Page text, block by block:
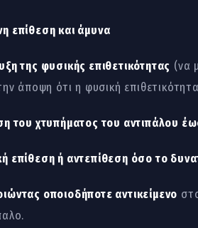
επίθεση και άμυνα
της φυσικής επιθετικότητας (να
άποψη ότι η φυσική
του χτυπήματος του αντιπάλου
επίθεση ή αντεπίθεση όσο το
οποιοδήποτε αντικείμενο